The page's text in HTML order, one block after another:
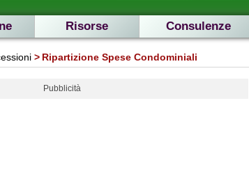
Risorse Consulenze
Ripartizione Spese Condominiali
Pubblicità